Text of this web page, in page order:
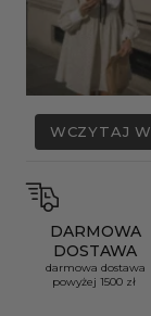
WCZYTAJ
DARMOWA
DOSTAWA
darmowa dostawa
powyżej 1500 zł